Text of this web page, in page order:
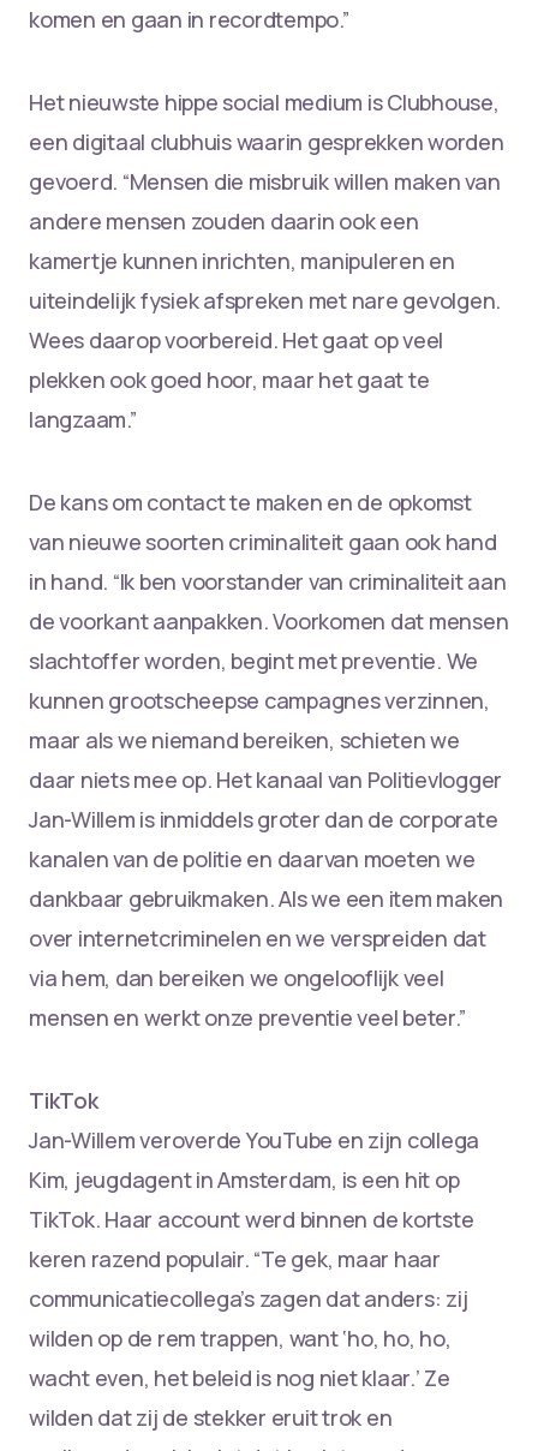
komen en gaan in recordtempo.”
Het nieuwste hippe social medium is Clubhouse,
een digitaal clubhuis waarin gesprekken worden
gevoerd. “Mensen die misbruik willen maken van
andere mensen zouden daarin ook een
kamertje kunnen inrichten, manipuleren en
uiteindelijk fysiek afspreken met nare gevolgen.
Wees daarop voorbereid. Het gaat op veel
plekken ook goed hoor, maar het gaat te
langzaam.”
De kans om contact te maken en de opkomst
van nieuwe soorten criminaliteit gaan ook hand
in hand. “Ik ben voorstander van criminaliteit aan
de voorkant aanpakken. Voorkomen dat mensen
slachtoffer worden, begint met preventie. We
kunnen grootscheepse campagnes verzinnen,
maar als we niemand bereiken, schieten we
daar niets mee op. Het kanaal van Politievlogger
Jan-Willem is inmiddels groter dan de corporate
kanalen van de politie en daarvan moeten we
dankbaar gebruikmaken. Als we een item maken
over internetcriminelen en we verspreiden dat
via hem, dan bereiken we ongelooflijk veel
mensen en werkt onze preventie veel beter.”
TikTok
Jan-Willem veroverde YouTube en zijn collega
Kim, jeugdagent in Amsterdam, is een hit op
TikTok. Haar account werd binnen de kortste
keren razend populair. “Te gek, maar haar
communicatiecollega’s zagen dat anders: zij
wilden op de rem trappen, want ‘ho, ho, ho,
wacht even, het beleid is nog niet klaar.’ Ze
wilden dat zij de stekker eruit trok en